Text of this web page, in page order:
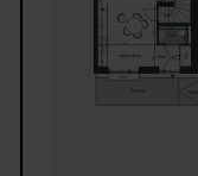
senest d.
Om området -
hverdag med